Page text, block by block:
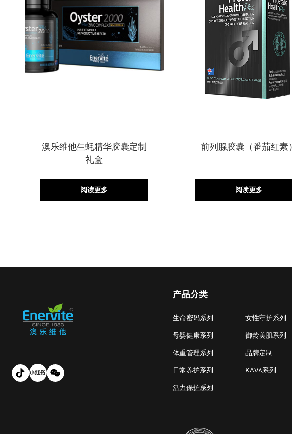
澳乐维他生蚝精华胶囊定制
礼盒
阅读更多
前列腺胶囊（番茄红素）
阅读更多
产品分类
生命密码系列
母婴健康系列
体重管理系列
日常养护系列
活力保护系列
女性守护系列
御龄美肌系列
品牌定制
KAVA系列